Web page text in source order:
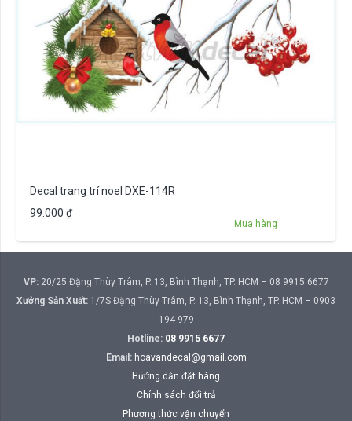
Decal trang trí noel DXE-114R
99.000 ₫
Mua hàng
VP:20/25 Đặng Thùy Trâm, P. 13, Bình Thạnh, TP. HCM – 08 9915 6677
Xưởng Sản Xuất: 1/7S Đặng Thùy Trâm, P. 13, Bình Thạnh, TP. HCM – 0903
194 979
Hotline: 08 9915 6677
Email: hoavandecal@gmail.com
Hướng dẫn đặt hàng
Chính sách đổi trả
Phương thức vận chuyển